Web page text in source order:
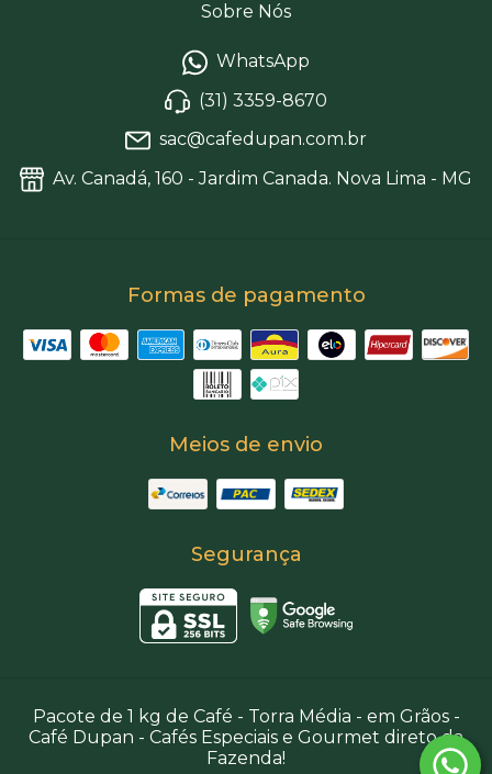
Sobre Nós
WhatsApp
(31) 3359-8670
sac@cafedupan.com.br
Av. Canadá, 160 - Jardim Canada. Nova Lima - MG
Formas de pagamento
Meios de envio
Segurança
Pacote de 1 kg de Café - Torra Média - em Grãos-
Café Dupan - Cafés Especiais e Gourmet direto da
Fazenda!